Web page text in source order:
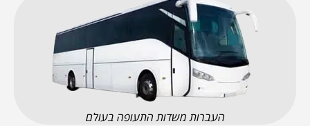
העברות משדות התעופה בעולם